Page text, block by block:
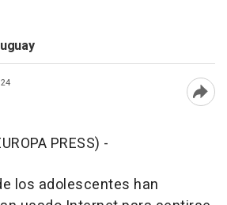
PRESS) -
los adolescentes han